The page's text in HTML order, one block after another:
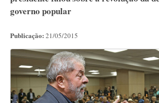
governo popular
Publicação: 21/05/2015